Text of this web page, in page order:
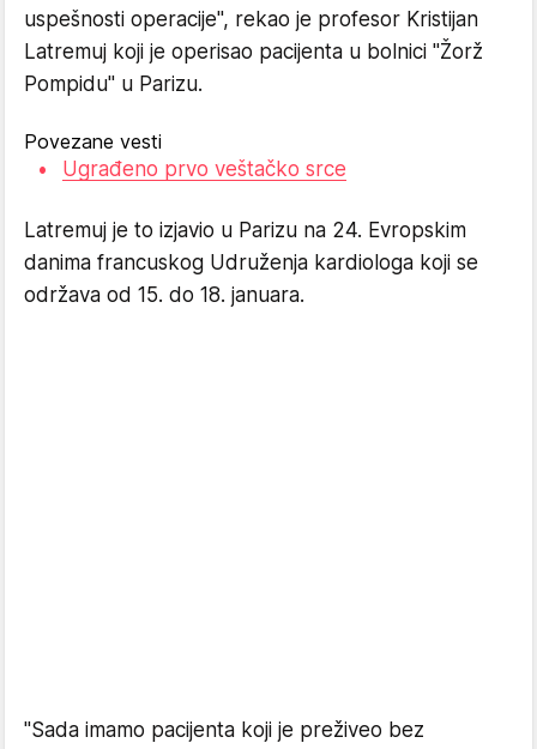
uspešnosti operacije", rekao je profesor Kristijan
Latremuj koji je operisao pacijenta u bolnici "Žorž
Pompidu" u Parizu.
Povezane vesti
Ugrađeno prvo veštačko srce
Latremuj je to izjavio u Parizu na 24. Evropskim
danima francuskog Udruženja kardiologa koji se
održava od 15. do 18. januara.
"Sada imamo pacijenta koji je preživeo bez